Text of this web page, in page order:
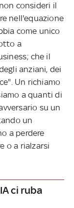
consideri il
nell'equazione
come unico
a
che il
anziani, dei
Un richiamo
a quanti di
su un
un
a perdere
o a rialzarsi
ci ruba